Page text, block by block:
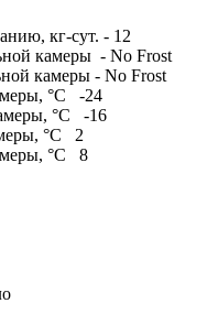
кг-сут. - 12
камеры - No Frost
камеры - No Frost
°C -24
°C -16
°C 2
°C 8